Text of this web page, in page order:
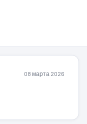
08 марта 2026